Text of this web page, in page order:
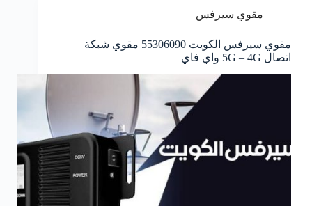
مقوي سيرفس
مقوي سيرفس الكويت 55306090 مقوي شبكة
اتصال 5G – 4G واي فاي